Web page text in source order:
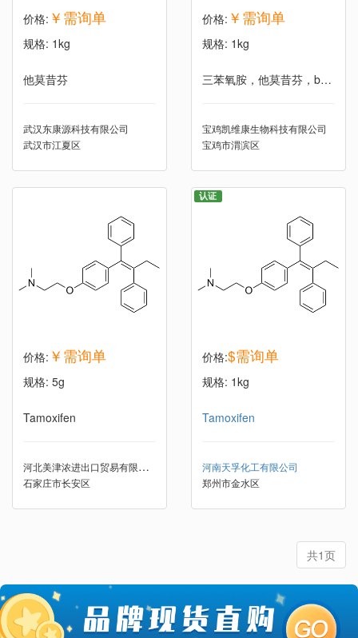
价格: ￥需询单
规格: 1kg
他莫昔芬
武汉东康源科技有限公司
武汉市江夏区
价格: ￥需询单
规格: 1kg
三苯氧胺，他莫昔芬，base
宝鸡凯维康生物科技有限公司
宝鸡市渭滨区
价格: ￥需询单
规格: 5g
Tamoxifen
河北美津浓进出口贸易有限公司
石家庄市长安区
认证
价格:$需询单
规格: 1kg
Tamoxifen
河南天孚化工有限公司
郑州市金水区
共1页